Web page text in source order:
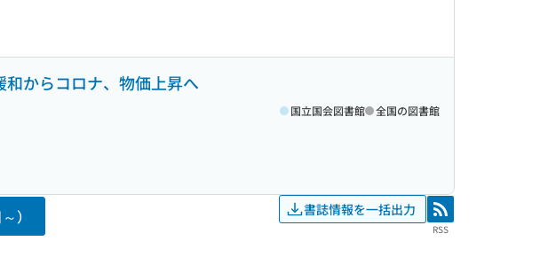
からコロナ、物価上昇へ
国立国会図書館 全国の図書館
） 書誌情報を一括出力 RSS
RSS